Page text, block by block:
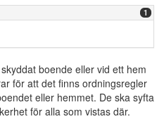
1
boende eller vid ett hem
för att det finns ordningsregler
eller hemmet. De ska syfta
för alla som vistas där.